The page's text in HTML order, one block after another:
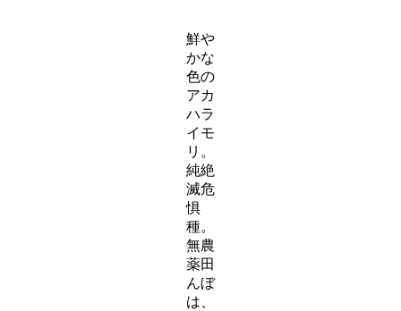
鮮や
かな
色の
アカ
ハラ
イモ
リ。
純絶
滅危
惧
種。
無農
薬田
んぼ
は、